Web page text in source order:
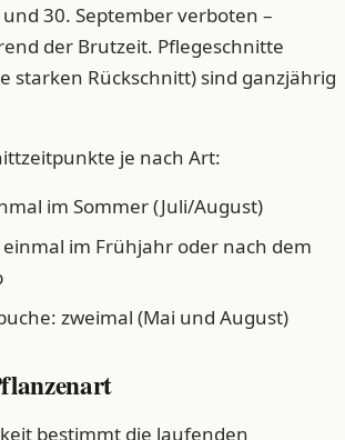
30. September verboten –
der Brutzeit. Pflegeschnitte
starken Rückschnitt) sind ganzjährig
je nach Art:
im Sommer (Juli/August)
im Frühjahr oder nach dem
zweimal (Mai und August)
bestimmt die laufenden